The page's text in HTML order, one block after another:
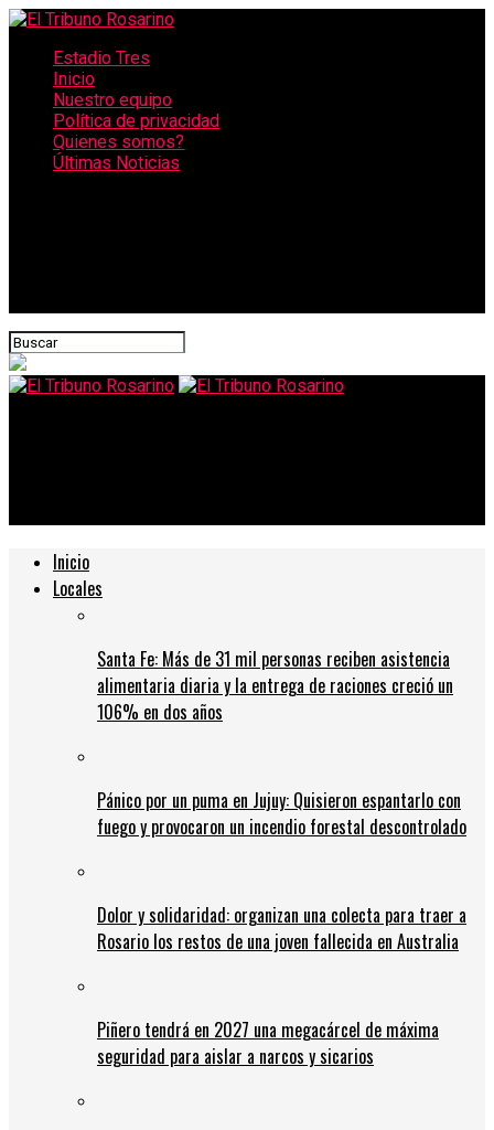
Estadio Tres
Inicio
Nuestro equipo
Política de privacidad
Quienes somos?
Últimas Noticias
Inicio
Locales
Santa Fe: Más de 31 mil personas reciben asistencia
alimentaria diaria y la entrega de raciones creció un
106% en dos años
Pánico por un puma en Jujuy: Quisieron espantarlo con
fuego y provocaron un incendio forestal descontrolado
Dolor y solidaridad: organizan una colecta para traer a
Rosario los restos de una joven fallecida en Australia
Piñero tendrá en 2027 una megacárcel de máxima
seguridad para aislar a narcos y sicarios